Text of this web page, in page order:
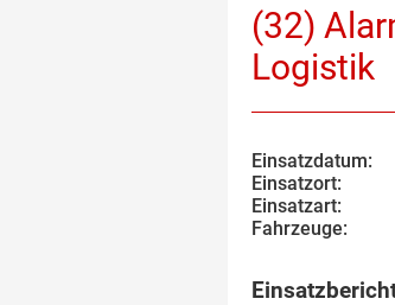
(32)
Logistik
Einsatzdatum:
Einsatzort:
Einsatzart:
Fahrzeuge: